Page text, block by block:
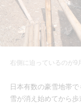
右側に迫っているのが9
日本有数の豪雪地帯
雪が消え始めてから